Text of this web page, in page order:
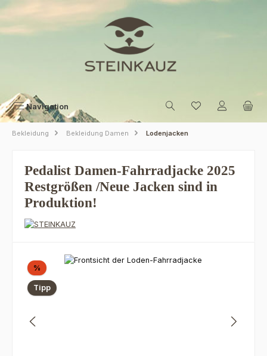
Zum Hauptinhalt springen
Navigation
Bekleidung Bekleidung Damen Lodenjacken
Pedalist Damen-Fahrradjacke 2025
Restgrößen /Neue Jacken sind in
Produktion!
Bildergalerie überspringen
% Rabatt
Tipp